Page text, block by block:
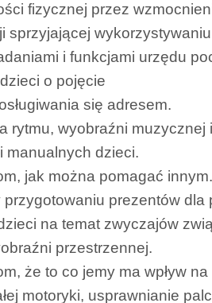
fizycznej przez
sprzyjającej
i funkcjami urzędu
o pojęcie
się adresem.
rytmu, wyobraźni muzycznej
manualnych dzieci.
jak można pomagać innym.
prezentów dla
na temat zwyczajów
przestrzennej.
że to co jemy ma wpływ
motoryki, usprawnianie